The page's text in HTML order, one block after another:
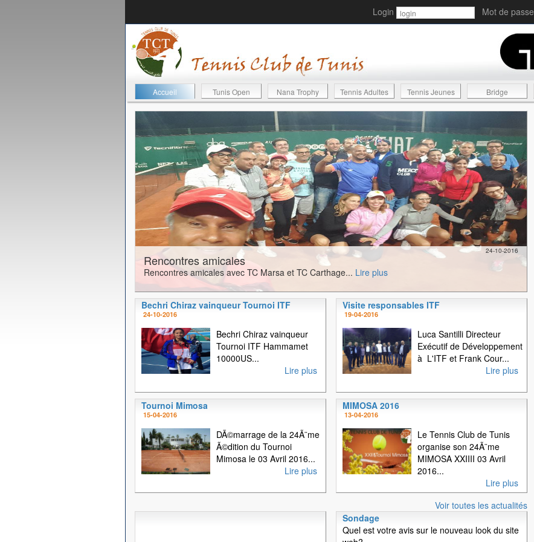
Login Mot de passe
Accueil Tunis Open Nana Trophy Tennis Adultes Tennis Jeunes Bridge
24-10-2016
Rencontres amicales
Rencontres amicales avec TC Marsa et TC Carthage... Lire plus
Bechri Chiraz vainqueur Tournoi ITF
24-10-2016
Bechri Chiraz vainqueur
Tournoi ITF Hammamet
10000US...
Lire plus
Visite responsables ITF
19-04-2016
Luca Santilli Directeur
Exécutif de Développement
à L'ITF et Frank Cour...
Lire plus
Tournoi Mimosa
15-04-2016
DÃ©marrage de la 24Ã¨me
Ã©dition du Tournoi
Mimosa le 03 Avril 2016...
Lire plus
MIMOSA 2016
13-04-2016
Le Tennis Club de Tunis
organise son 24Ã¨me
MIMOSA XXIIII 03 Avril
2016...
Lire plus
Voir toutes les actualités
Sondage
Quel est votre avis sur le nouveau look du site